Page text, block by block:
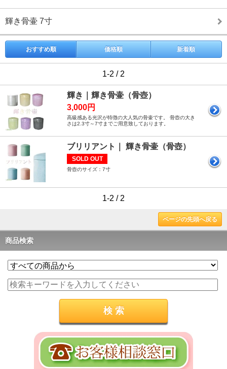
輝き骨壷 7寸
おすすめ順 価格順 新着順
1-2 / 2
輝き｜輝き骨壷（骨壺）
3,000円
高級感ある光沢が特徴の大人気の骨壷です。 骨壺の大き
さは2.3寸～7寸までご用意致しております。
ブリリアント｜ 輝き骨壷（骨壺）
SOLD OUT
骨壺のサイズ：7寸
1-2 / 2
ページの先頭へ戻る
商品検索